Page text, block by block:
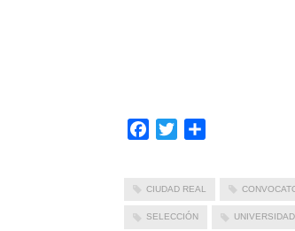
Facebook
Twitter
CIUDAD REAL
SELECCIÓN